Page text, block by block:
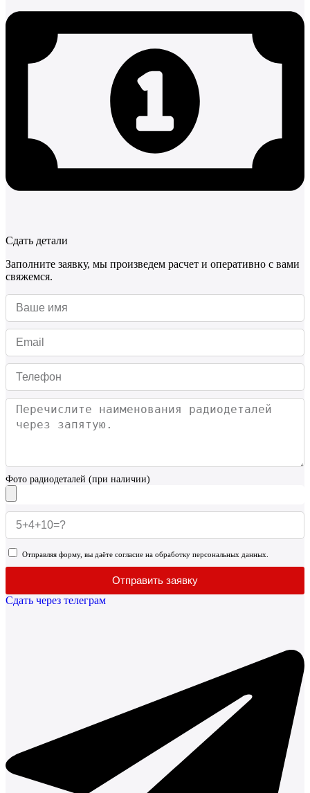
Сдать детали
Заполните заявку, мы произведем расчет и оперативно с вами
свяжемся.
Фото радиодеталей (при наличии)
Отправляя форму, вы даёте согласие на обработку персональных данных.
Отправить заявку
Сдать через телеграм